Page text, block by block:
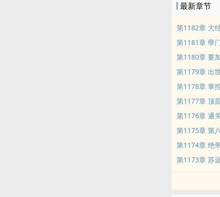
最新章节
第1182章 大
第1181章 孽
第1180章 要
第1179章 出
第1178章 掌
第1177章 顶
第1176章 通
第1175章 第
第1174章 绝
第1173章 苏